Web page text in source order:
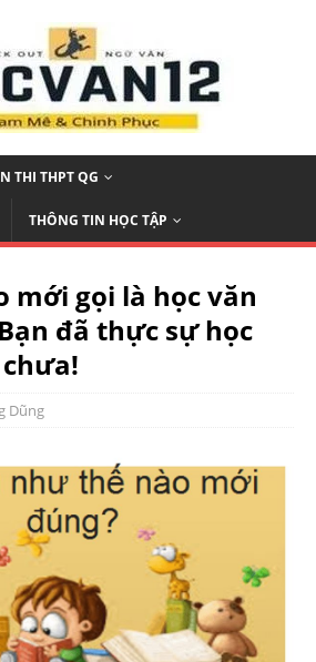
THI THPT QG
THÔNG TIN HỌC TẬP
mới gọi là học văn
đã thực sự học
Dũng